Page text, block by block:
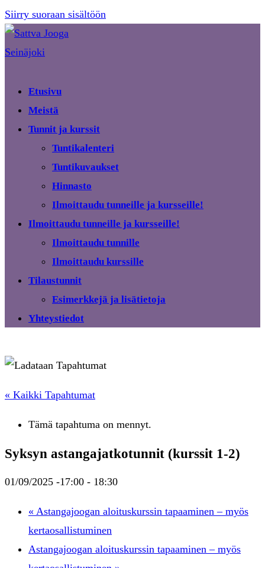
Siirry suoraan sisältöön
Etusivu
Meistä
Tunnit ja kurssit
Tuntikalenteri
Tuntikuvaukset
Hinnasto
Ilmoittaudu tunneille ja kursseille!
Ilmoittaudu tunneille ja kursseille!
Ilmoittaudu tunnille
Ilmoittaudu kurssille
Tilaustunnit
Esimerkkejä ja lisätietoja
Yhteystiedot
« Kaikki Tapahtumat
Tämä tapahtuma on mennyt.
Syksyn astangajatkotunnit (kurssit 1-2)
01/09/2025 -17:00 - 18:30
« Astangajoogan aloituskurssin tapaaminen – myös
kertaosallistuminen
Astangajoogan aloituskurssin tapaaminen – myös